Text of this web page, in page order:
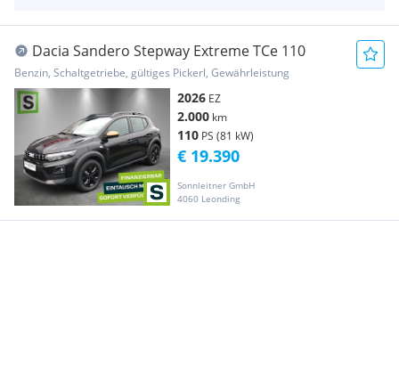
Dacia Sandero Stepway Extreme TCe 110
Benzin, Schaltgetriebe, gültiges Pickerl, Gewährleistung
2026 EZ
2.000 km
110 PS (81 kW)
Sonnleitner GmbH
4060 Leonding
€ 19.390